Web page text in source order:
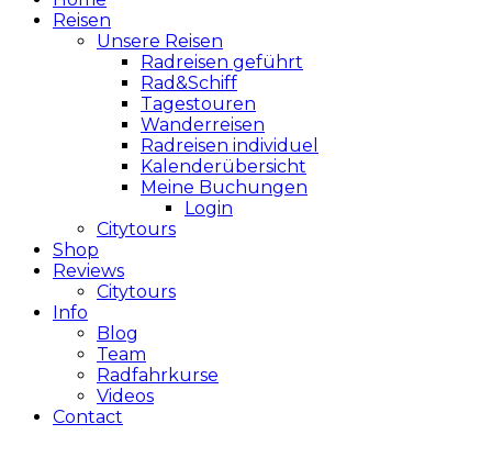
Reisen
Unsere Reisen
Radreisen geführt
Rad&Schiff
Tagestouren
Wanderreisen
Radreisen individuel
Kalenderübersicht
Meine Buchungen
Login
Citytours
Shop
Reviews
Citytours
Info
Blog
Team
Radfahrkurse
Videos
Contact